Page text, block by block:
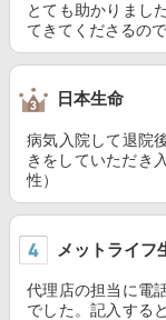
とても助かりまし
てきてくださるの
日本生命
病気入院して退院
きをしていただき
性）
メットライフ
代理店の担当に電
でした。記入する